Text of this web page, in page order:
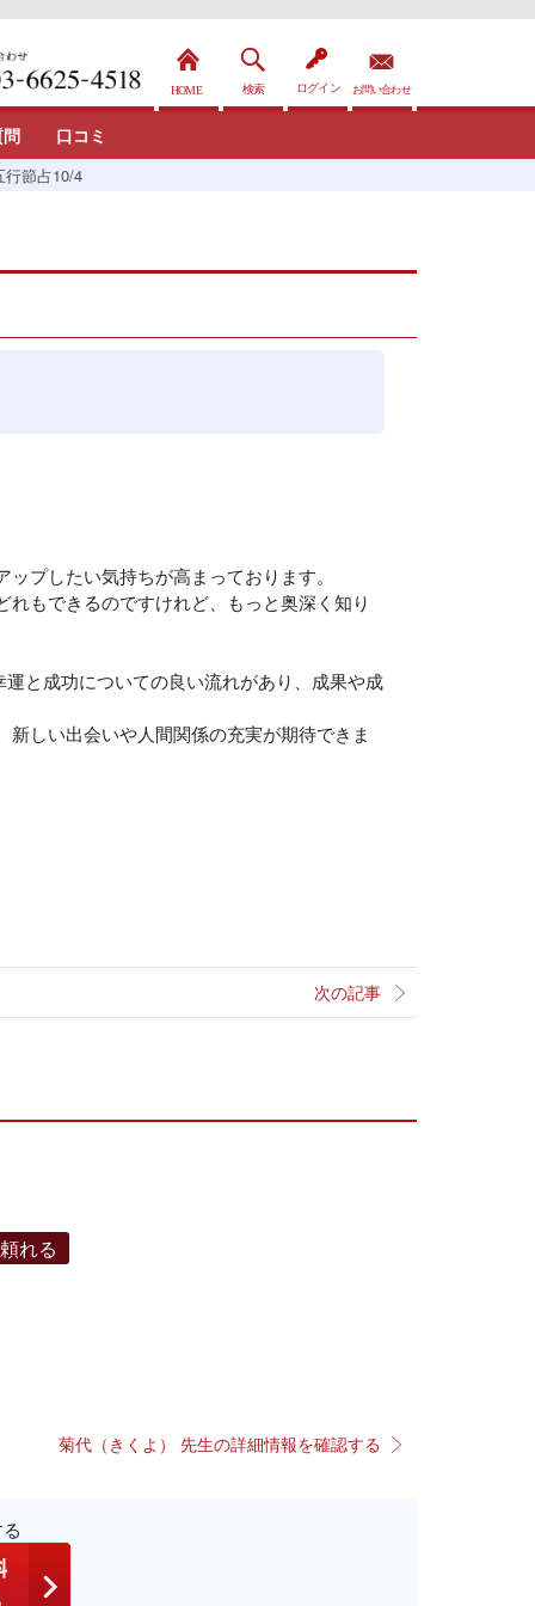
口コミ
行節占10/4
プしたい気持ちが高まっております。
もできるのですけれど、もっと奥深く知り
と成功についての良い流れがあり、成果や成
しい出会いや人間関係の充実が期待できま
次の記事
れる
菊代（きくよ） 先生の詳細情報を確認する